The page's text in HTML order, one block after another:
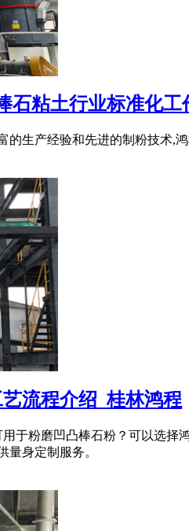
石粘土行业标准化工
生产经验和先进的制粉技术,
流程介绍_桂林鸿程
于粉磨凹凸棒石粉？可以选
量身定制服务。